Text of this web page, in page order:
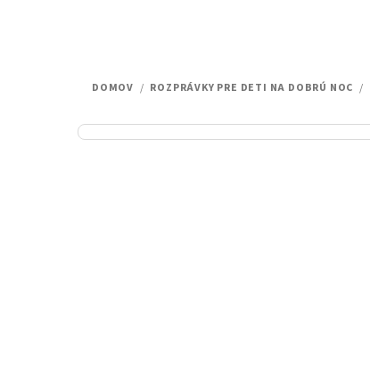
DOMOV / ROZPRÁVKY PRE DETI NA DOBRÚ NOC /
B